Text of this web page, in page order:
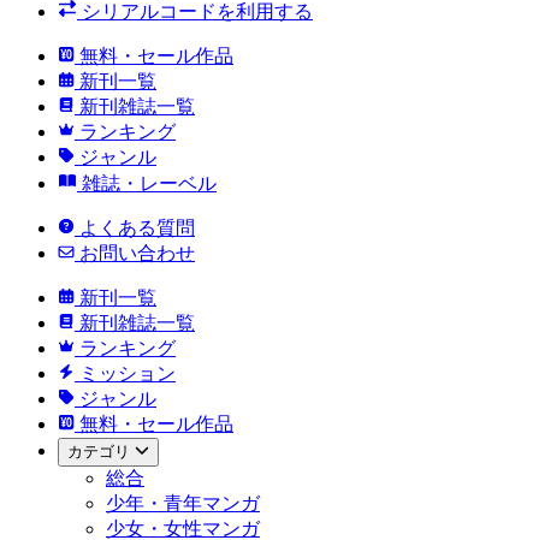
シリアルコードを利用する
無料・セール作品
新刊一覧
新刊雑誌一覧
ランキング
ジャンル
雑誌・レーベル
よくある質問
お問い合わせ
新刊一覧
新刊雑誌一覧
ランキング
ミッション
ジャンル
無料・セール作品
カテゴリ
総合
少年・青年マンガ
少女・女性マンガ